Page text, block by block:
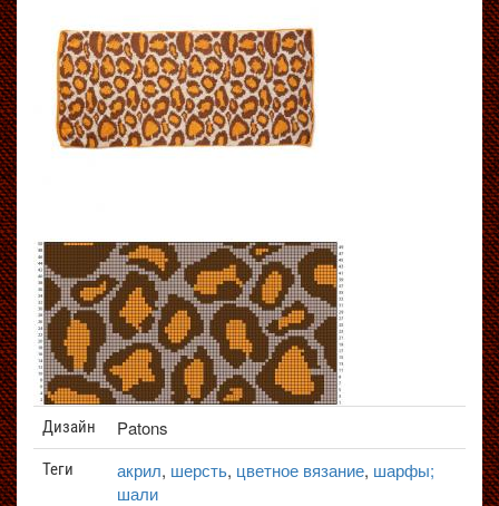
Дизайн Patons
Теги акрил, шерсть, цветное вязание, шарфы;
шали